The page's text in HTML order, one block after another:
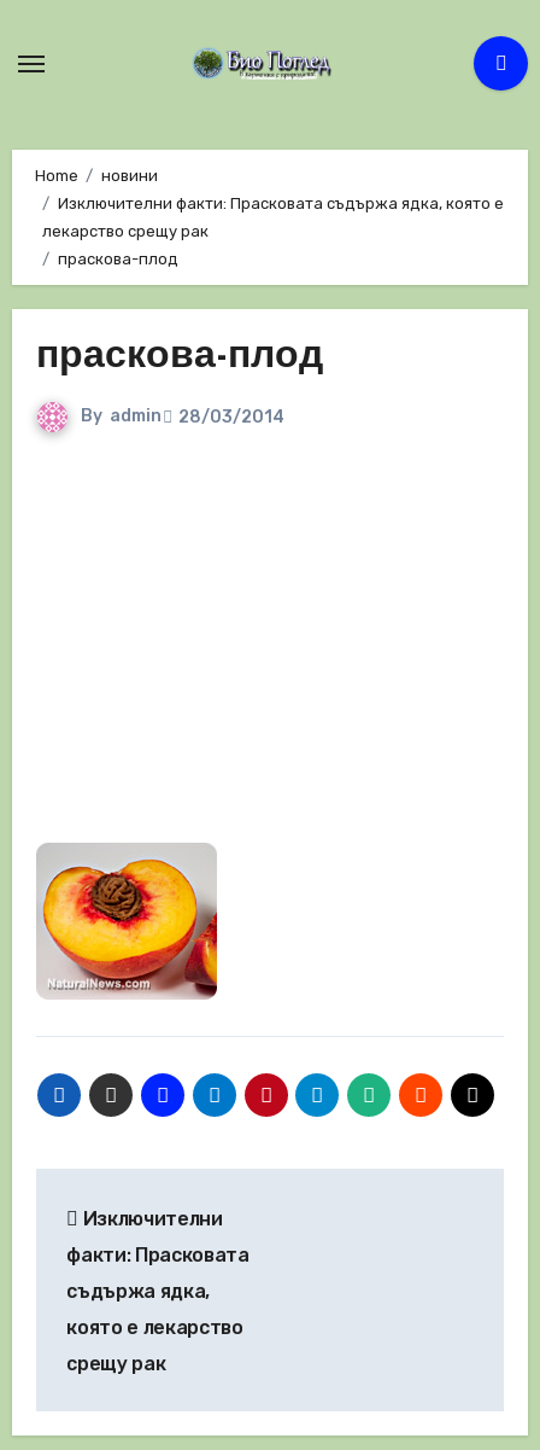
Home
новини
Изключителни факти: Прасковата съдържа ядка, която е
лекарство срещу рак
праскова-плод
праскова-плод
By admin 28/03/2014
Изключителни
факти: Прасковата
съдържа ядка,
която е лекарство
срещу рак